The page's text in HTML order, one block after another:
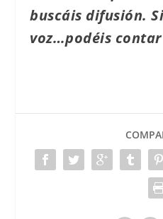
buscáis difusión.
voz…podéis